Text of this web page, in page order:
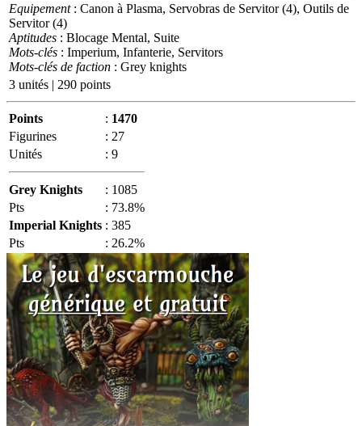
Equipement: Canon à Plasma, Servobras de Servitor (4), Outils de
Servitor (4)
Aptitudes : Blocage Mental, Suite
Mots-clés : Imperium, Infanterie, Servitors
Mots-clés de faction : Grey knights
3 unités | 290 points
Points : 1470
Figurines
: 27
Unités
: 9
Grey Knights : 1085
Pts
: 73.8%
Imperial Knights : 385
Pts
: 26.2%